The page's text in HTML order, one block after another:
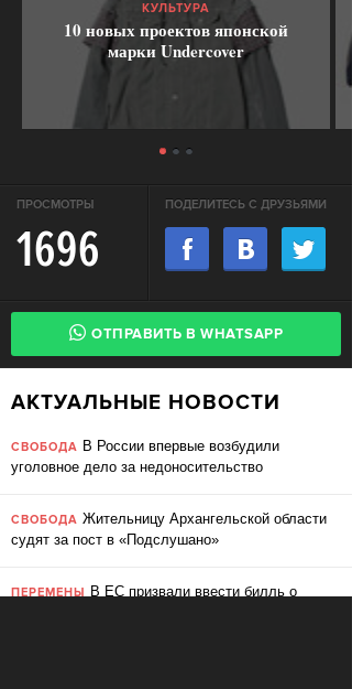
КУЛЬТУРА
10 новых проектов японской
марки Undercover
ПРОСМОТРЫ
1696
ПОДЕЛИТЕСЬ С ДРУЗЬЯМИ
ОТПРАВИТЬ В WHATSAPP
АКТУАЛЬНЫЕ НОВОСТИ
СВОБОДА В России впервые возбудили
уголовное дело за недоносительство
СВОБОДА Жительницу Архангельской области
судят за пост в «Подслушано»
ПЕРЕМЕНЫ В ЕС призвали ввести билль о